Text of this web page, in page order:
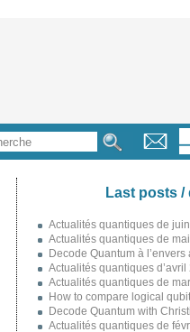
Last posts /
Actualités quantiques de
Actualités quantiques de
Decode Quantum à
Actualités quantiques d’avril
Actualités quantiques de
How to compare logical
Decode Quantum with
Actualités quantiques de